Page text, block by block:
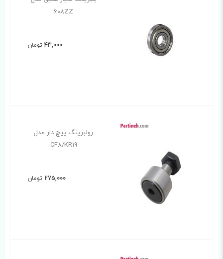
608ZZ
43,000 تومان
رولبرینگ پیچ دار مدل
CF8/KR19
275,000 تومان